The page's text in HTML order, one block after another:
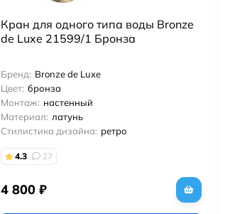
Кран для одного типа воды Bronze
de Luxe 21599/1 Бронза
Бренд: Bronze de Luxe
Цвет: бронза
Монтаж: настенный
Материал: латунь
Стилистика дизайна: ретро
4.3 27
4 800₽